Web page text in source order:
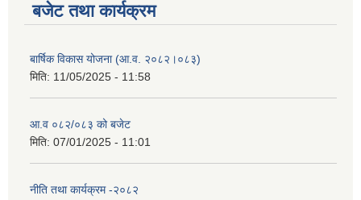
बजेट तथा कार्यक्रम
बार्षिक विकास योजना (आ.व. २०८२।०८३)
मिति: 11/05/2025 - 11:58
आ.व ०८२/०८३ को बजेट
मिति: 07/01/2025 - 11:01
नीति तथा कार्यक्रम -२०८२